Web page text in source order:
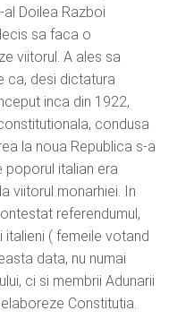
Doilea Razboi
sa faca o
viitorul. A ales sa
ca, desi dictatura
inca din 1922,
condusa
la noua Republica s-a
poporul italian era
viitorul monarhiei. In
referendumul,
( femeile votand
data, nu numai
ci si membrii Adunarii
Constitutia.